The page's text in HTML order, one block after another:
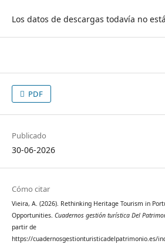
Los datos de descargas todavía no
PDF
Publicado
30-06-2026
Cómo citar
Vieira, A. (2026). Rethinking Heritage Tourism in
Opportunities. Cuadernos gestión turística Del
partir de
https://cuadernosgestionturisticadelpatrimonio.es/